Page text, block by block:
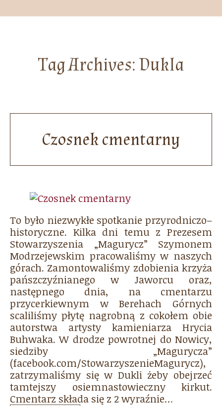
Tag Archives:Dukla
Czosnek cmentarny
To było niezwykłe spotkanie przyrodniczo–
historyczne. Kilka dni temu z Prezesem
Stowarzyszenia „Magurycz” Szymonem
Modrzejewskim pracowaliśmy w naszych
górach. Zamontowaliśmy zdobienia krzyża
pańszczyźnianego w Jaworcu oraz,
następnego dnia, na cmentarzu
przycerkiewnym w Berehach Górnych
scaliliśmy płytę nagrobną z cokołem obie
autorstwa artysty kamieniarza Hrycia
Buhwaka. W drodze powrotnej do Nowicy,
siedziby „Magurycza”
(facebook.com/StowarzyszenieMagurycz),
zatrzymaliśmy się w Dukli żeby obejrzeć
tamtejszy osiemnastowieczny kirkut.
Cmentarz składa się z 2 wyraźnie…